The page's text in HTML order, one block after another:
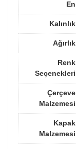
En
Kalınlık
Ağırlık
Renk
Seçenekleri
Çerçeve
Malzemesi
Kapak
Malzemesi